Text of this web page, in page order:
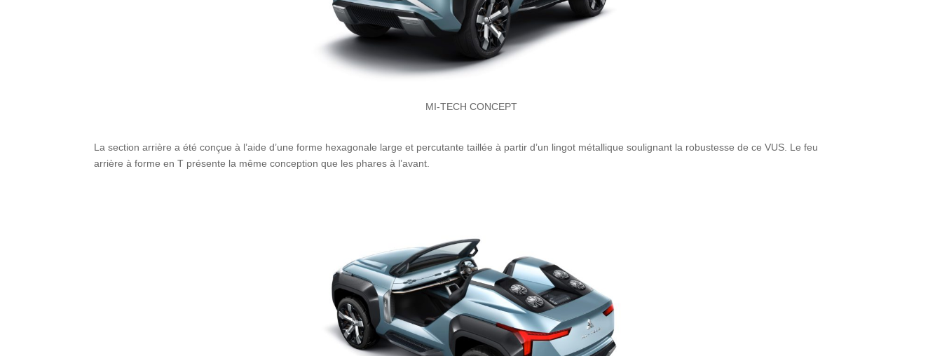
MI-TECH CONCEPT
La section arrière a été conçue à l’aide d’une forme hexagonale large et percutante taillée à partir d’un lingot métallique soulignant la robustesse de ce VUS. Le feu
arrière à forme en T présente la même conception que les phares à l’avant.